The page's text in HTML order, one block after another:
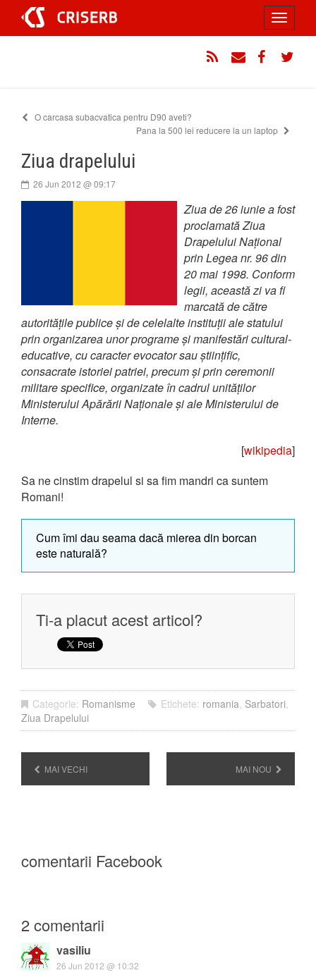
conținut
Toggle
O carcasa subacvatica pentru D90 aveti?
Pana la 500 lei reducere la un laptop
Ziua drapelului
26 Jun 2012 @ 09:17
Ziua de 26 iunie a fost
proclamată Ziua
Drapelului Național
prin Legea nr. 96 din
20 mai 1998. Conform
legii, această zi va fi
marcată de către
autoritățile publice și de celelalte instituții ale statului
prin organizarea unor programe și manifestări cultural-
educative, cu caracter evocator sau științific,
consacrate istoriei patriei, precum și prin ceremonii
militare specifice, organizate în cadrul unităților
Ministerului Apărării Naționale și ale Ministerului de
Interne.
[wikipedia]
Sa ne cinstim drapelul si sa fim mandri ca suntem
Romani!
Cum îmi dau seama dacă mierea din borcan
este naturală?
Ti-a placut acest articol?
Categorie: Romanisme Etichete: romania, Sarbatori,
Ziua Drapelului
MAI VECHI MAI NOU
comentarii Facebook
2 comentarii
vasiliu
26 Jun 2012 @ 10:32